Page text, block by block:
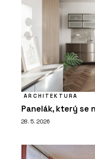
ARCHITEKTURA
Panelák, který se
28. 5. 2026